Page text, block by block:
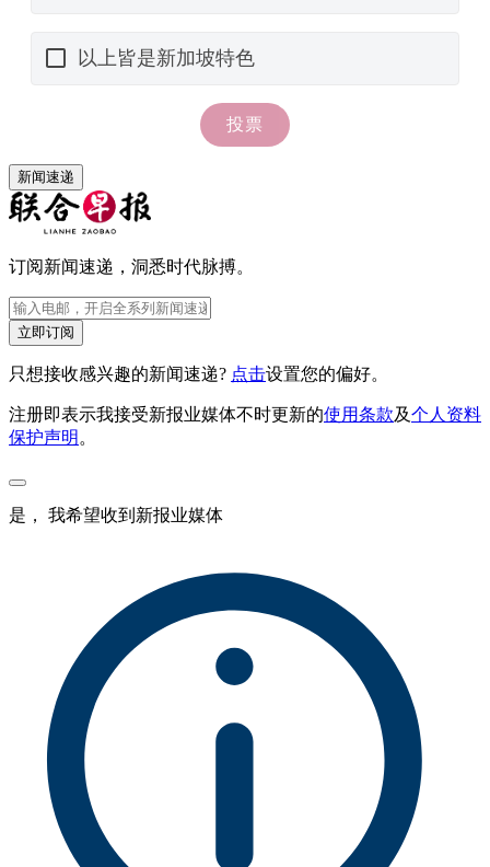
新闻速递
订阅新闻速递，洞悉时代脉搏。
立即订阅
只想接收感兴趣的新闻速递? 点击设置您的偏好。
注册即表示我接受新报业媒体不时更新的使用条款及个人资料
保护声明 。
是， 我希望收到新报业媒体